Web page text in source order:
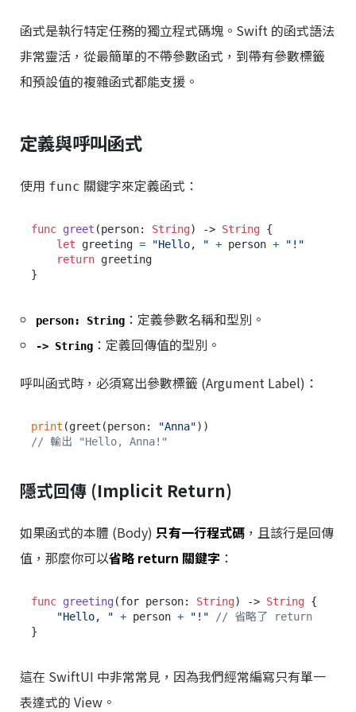
函式是執行特定任務的獨立程式碼塊。Swift 的函式語法
非常靈活，從最簡單的不帶參數函式，到帶有參數標籤
和預設值的複雜函式都能支援。
定義與呼叫函式
使用 func 關鍵字來定義函式：
func greet (person: String) -> String {
let greeting = "Hello, " + person +
"!"
return greeting
person: String ：定義參數名稱和型別。
-> String ：定義回傳值的型別。
呼叫函式時，必須寫出參數標籤 (Argument Label)：
print (greet(person: "Anna"
// 輸出 "Hello, Anna!"
隱式回傳 (Implicit Return)
如果函式的本體 (Body) 只有一行程式碼 ，且該行是回傳
值，那麼你可以省略 return 關鍵字 ：
func greeting(for person: String) -> String {
"Hello, " + person + "!"
// 省略了 return
這在 SwiftUI 中非常常見，因為我們經常編寫只有單一
表達式的 View。